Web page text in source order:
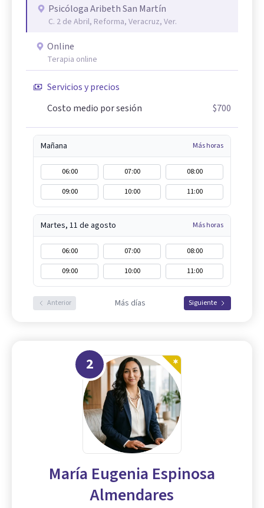
Psicóloga Aribeth San Martín
C. 2 de Abril, Reforma, Veracruz, Ver.
Online
Terapia online
Servicios y precios
Costo medio por sesión
$700
Mañana Más horas
06:00 07:00
08:00
09:00
10:00 11:00
Martes, 11 de agosto Más horas
06:00 07:00
08:00
09:00
10:00 11:00
Anterior Más días Siguiente
2
María Eugenia Espinosa
Almendares